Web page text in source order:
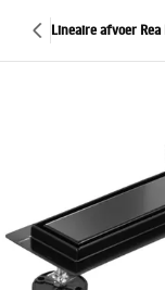
Lineaire afvoer